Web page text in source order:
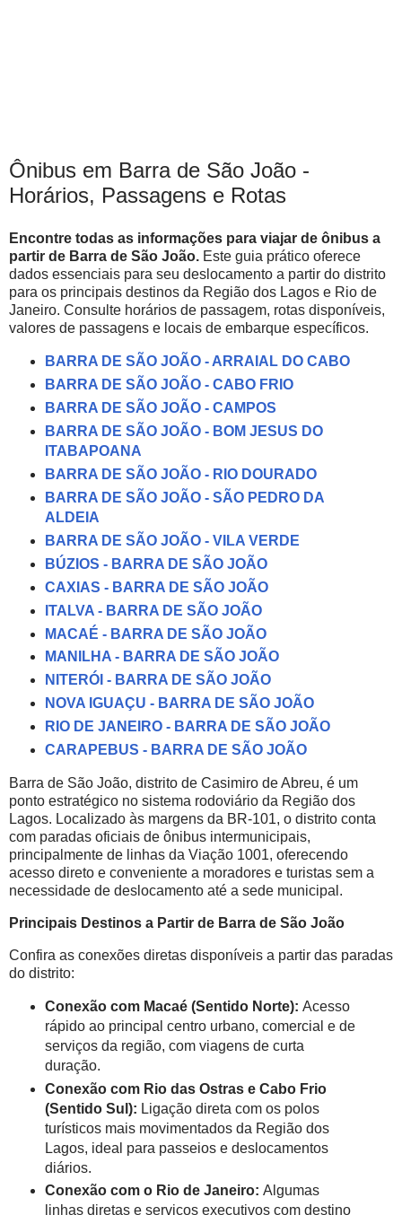
Ônibus em Barra de São João -
Horários, Passagens e Rotas
Encontre todas as informações para viajar de ônibus a
partir de Barra de São João. Este guia prático oferece
dados essenciais para seu deslocamento a partir do distrito
para os principais destinos da Região dos Lagos e Rio de
Janeiro. Consulte horários de passagem, rotas disponíveis,
valores de passagens e locais de embarque específicos.
BARRA DE SÃO JOÃO - ARRAIAL DO CABO
BARRA DE SÃO JOÃO - CABO FRIO
BARRA DE SÃO JOÃO - CAMPOS
BARRA DE SÃO JOÃO - BOM JESUS DO
ITABAPOANA
BARRA DE SÃO JOÃO - RIO DOURADO
BARRA DE SÃO JOÃO - SÃO PEDRO DA
ALDEIA
BARRA DE SÃO JOÃO - VILA VERDE
BÚZIOS - BARRA DE SÃO JOÃO
CAXIAS - BARRA DE SÃO JOÃO
ITALVA - BARRA DE SÃO JOÃO
MACAÉ - BARRA DE SÃO JOÃO
MANILHA - BARRA DE SÃO JOÃO
NITERÓI - BARRA DE SÃO JOÃO
NOVA IGUAÇU - BARRA DE SÃO JOÃO
RIO DE JANEIRO - BARRA DE SÃO JOÃO
CARAPEBUS - BARRA DE SÃO JOÃO
Barra de São João, distrito de Casimiro de Abreu, é um
ponto estratégico no sistema rodoviário da Região dos
Lagos. Localizado às margens da BR-101, o distrito conta
com paradas oficiais de ônibus intermunicipais,
principalmente de linhas da Viação 1001, oferecendo
acesso direto e conveniente a moradores e turistas sem a
necessidade de deslocamento até a sede municipal.
Principais Destinos a Partir de Barra de São João
Confira as conexões diretas disponíveis a partir das paradas
do distrito:
Conexão com Macaé (Sentido Norte): Acesso
rápido ao principal centro urbano, comercial e de
serviços da região, com viagens de curta
duração.
Conexão com Rio das Ostras e Cabo Frio
(Sentido Sul): Ligação direta com os polos
turísticos mais movimentados da Região dos
Lagos, ideal para passeios e deslocamentos
diários.
Conexão com o Rio de Janeiro: Algumas
linhas diretas e serviços executivos com destino